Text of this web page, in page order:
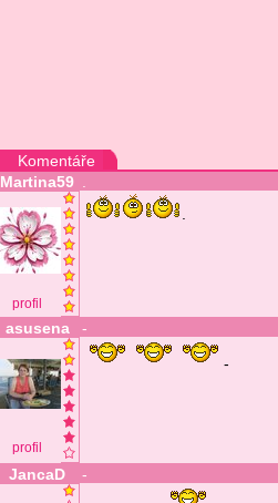
Komentáře
Martina59
profil
asusena -
profil
-
JancaD -